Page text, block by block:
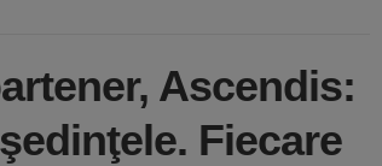
Ascendis:
Fiecare